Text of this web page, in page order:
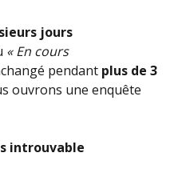
jours
« En cours
pendant plus de 3
ouvrons une enquête
introuvable